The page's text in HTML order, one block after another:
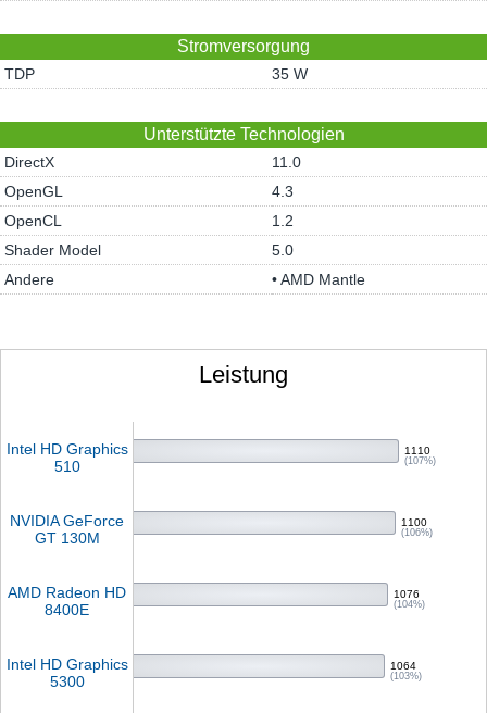
Stromversorgung
TDP 35 W
Unterstützte Technologien
DirectX
11.0
OpenGL
4.3
OpenCL
1.2
Shader Model
5.0
Andere
• AMD Mantle
Leistung
Intel HD Graphics
510
1110
(107%)
NVIDIA GeForce
GT 130M
1100
(106%)
AMD Radeon HD
8400E
1076
(104%)
Intel HD Graphics
5300
1064
(103%)